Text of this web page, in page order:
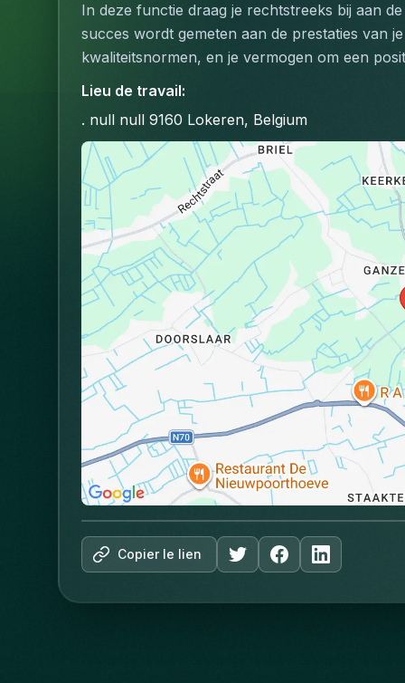
In deze functie draag je rechtstreeks bij aan
succes wordt gemeten aan de prestaties van
kwaliteitsnormen, en je vermogen om een
Lieu de travail:
. null null 9160 Lokeren, Belgium
Copier le lien